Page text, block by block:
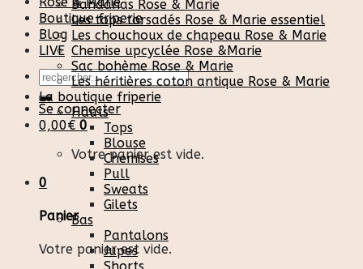
Boutique friperie
Blog
LIVE
Recherche
pour :
Se connecter
0,00€ 0
Votre panier est vide.
0
Panier
Votre panier est vide.
Bandanas Rose & Marie
Les tops torsadés Rose & Marie essentiel
Les chouchoux de chapeau Rose & Marie
Chemise upcyclée Rose &Marie
Sac bohème Rose & Marie
Les héritières coton antique Rose & Marie
La boutique friperie
Hauts
Tops
Blouse
Chemises
Pull
Sweats
Gilets
Bas
Pantalons
Jupes